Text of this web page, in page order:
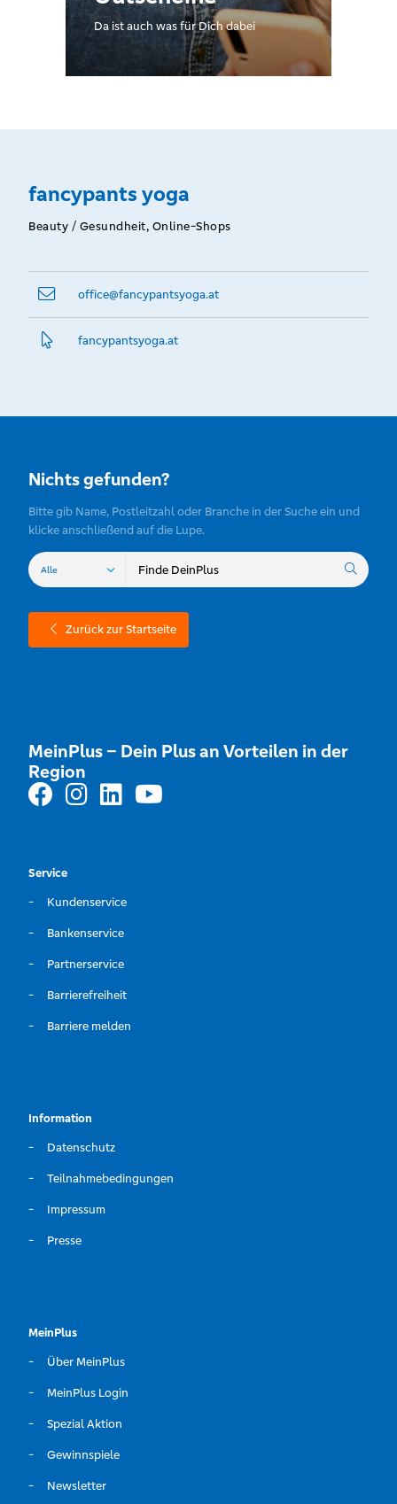
Da ist auch was für Dich dabei
fancypants yoga
Beauty / Gesundheit, Online-Shops
office@­fancypantsyoga.at
fancypantsyoga.­at
Nichts gefunden?
Bitte gib Name, Postleitzahl oder Branche in der Suche ein und
klicke anschließend auf die Lupe.
Zurück zur Startseite
MeinPlus – Dein Plus an Vorteilen in der
Region
Service
Kundenservice
Bankenservice
Partnerservice
Barrierefreiheit
Barriere melden
Information
Datenschutz
Teilnahmebedingungen
Impressum
Presse
MeinPlus
Über MeinPlus
MeinPlus Login
Spezial Aktion
Gewinnspiele
Newsletter